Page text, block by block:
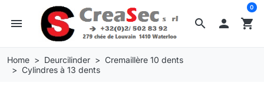
search
menu  shopping_cart
0
Home Deurcilinder
Cremaillère 10 dents
Cylindres à 13 dents